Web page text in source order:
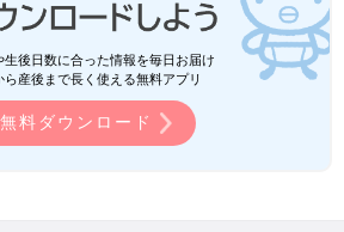
生後日数に合った情報を毎日お届け
ら産後まで長く使える無料アプリ
無料ダウンロード